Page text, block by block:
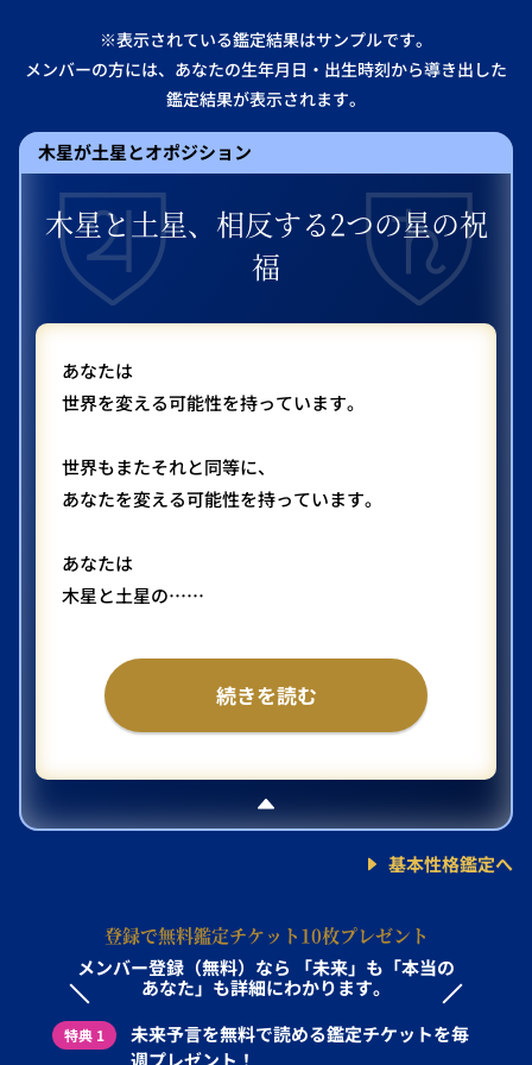
※表示されている鑑定結果はサンプルです。
メンバーの方には、あなたの生年月日・出生時刻から導き出した
鑑定結果が表示されます。
木星が土星とオポジション
木星と土星、相反する2つの星の祝
福
あなたは
世界を変える可能性を持っています。
世界もまたそれと同等に、
あなたを変える可能性を持っています。
あなたは
木星と土星の……
続きを読む
基本性格鑑定へ
登録で無料鑑定チケット10枚プレゼント
メンバー登録（無料）なら
「未来」も「本当の
あなた」も詳細にわかります。
特典 1
未来予言を無料で読める鑑定チケットを毎